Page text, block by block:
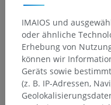
Darunterliegende
Teil gibt es keine
Übersetzungen
IMAIOS und
oder ähnliche
Erhebung von
können wir
Geräts sowie
(z. B. IP-Adressen,